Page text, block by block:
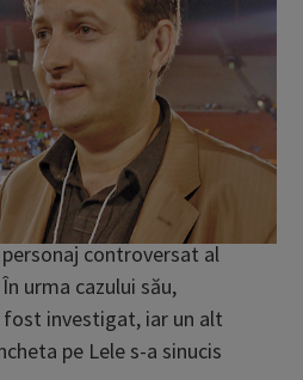
controversat al
urma cazului său,
fost investigat, iar un alt
pe Lele s-a sinucis